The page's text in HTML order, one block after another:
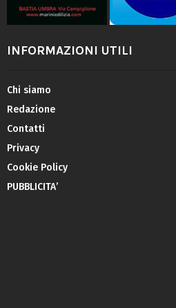
INFORMAZIONI UTILI
Chi siamo
Redazione
Contatti
Privacy
Cookie Policy
PUBBLICITA’